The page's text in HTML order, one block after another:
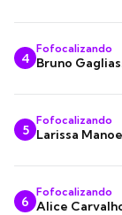
4
Fofocalizando
Bruno
5
Fofocalizando
Larissa
6
Fofocalizando
Alice